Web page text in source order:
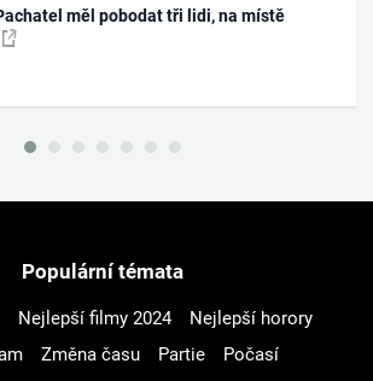
měl pobodat tři lidi, na místě
Populární témata
Nejlepší filmy 2024
Nejlepší horory
Změna času Partie
Počasí